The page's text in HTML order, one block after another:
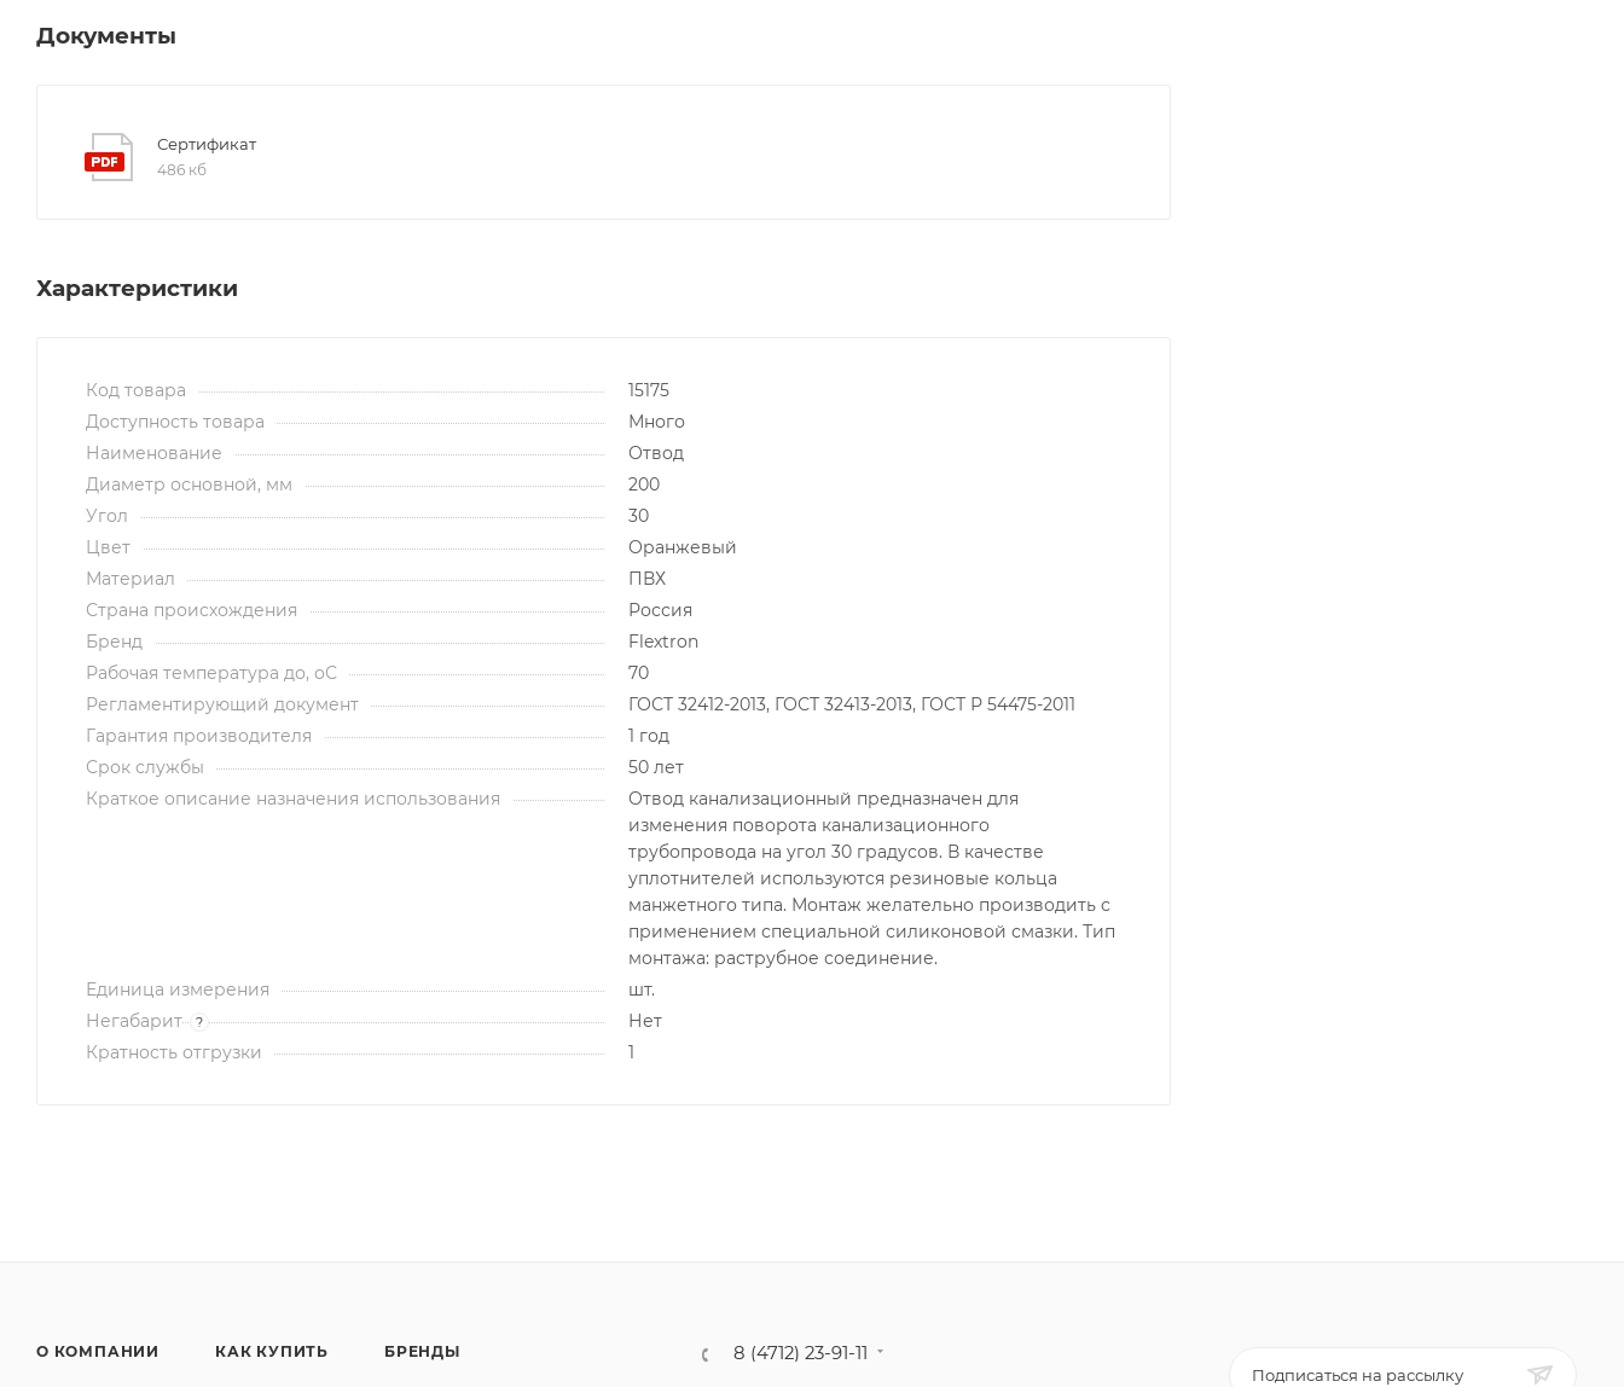
Документы
Сертификат
486 кб
Характеристики
Код товара
15175
Доступность товара
Много
Наименование
Отвод
Диаметр основной, мм
200
Угол
30
Цвет
Оранжевый
Материал
ПВХ
Страна происхождения
Россия
Бренд
Flextron
Рабочая температура до, оС
70
Регламентирующий документ
ГОСТ 32412-2013, ГОСТ 32413-2013, ГОСТ Р 54475-2011
Гарантия производителя
1 год
Срок службы
50 лет
Краткое описание назначения использования
Отвод канализационный предназначен для
изменения поворота канализационного
трубопровода на угол 30 градусов. В качестве
уплотнителей используются резиновые кольца
манжетного типа. Монтаж желательно производить с
применением специальной силиконовой смазки. Тип
монтажа: раструбное соединение.
Единица измерения
шт.
Негабарит
?
Нет
Кратность отгрузки
1
О КОМПАНИИ КАК КУПИТЬ БРЕНДЫ
8 (4712) 23-91-11
Подписаться на рассылку